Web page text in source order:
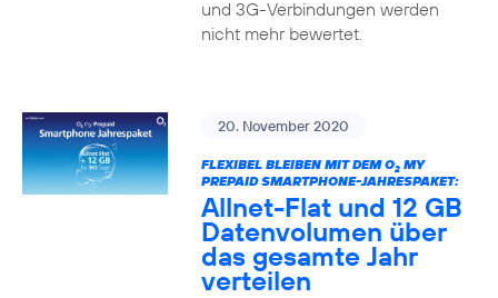
und 3G-Verbindungen werden
nicht mehr bewertet.
20. November 2020
FLEXIBEL BLEIBEN MIT DEM O2MY
PREPAID SMARTPHONE-JAHRESPAKET:
Allnet-Flat und 12 GB
Datenvolumen über
das gesamte Jahr
verteilen